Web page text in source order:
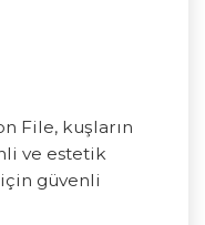
File, kuşların
ve estetik
güvenli